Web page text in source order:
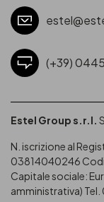
(+39) 0445
Estel Group s.r.l.
N. iscrizione al
03814040246
Capitale sociale:
amministrativa)